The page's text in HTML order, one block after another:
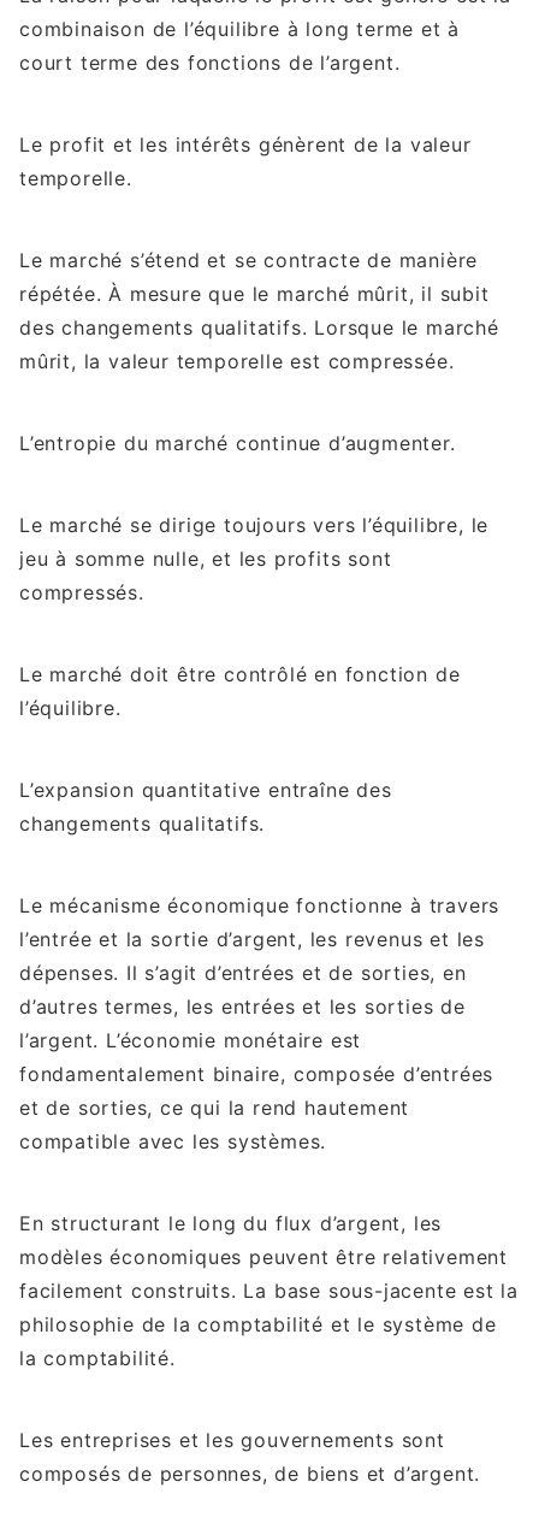
combinaison de l’équilibre à long terme et à
court terme des fonctions de l’argent.
Le profit et les intérêts génèrent de la valeur
temporelle.
Le marché s’étend et se contracte de manière
répétée. À mesure que le marché mûrit, il subit
des changements qualitatifs. Lorsque le marché
mûrit, la valeur temporelle est compressée.
L’entropie du marché continue d’augmenter.
Le marché se dirige toujours vers l’équilibre, le
jeu à somme nulle, et les profits sont
compressés.
Le marché doit être contrôlé en fonction de
l’équilibre.
L’expansion quantitative entraîne des
changements qualitatifs.
Le mécanisme économique fonctionne à travers
l’entrée et la sortie d’argent, les revenus et les
dépenses. Il s’agit d’entrées et de sorties, en
d’autres termes, les entrées et les sorties de
l’argent. L’économie monétaire est
fondamentalement binaire, composée d’entrées
et de sorties, ce qui la rend hautement
compatible avec les systèmes.
En structurant le long du flux d’argent, les
modèles économiques peuvent être relativement
facilement construits. La base sous-jacente est la
philosophie de la comptabilité et le système de
la comptabilité.
Les entreprises et les gouvernements sont
composés de personnes, de biens et d’argent.